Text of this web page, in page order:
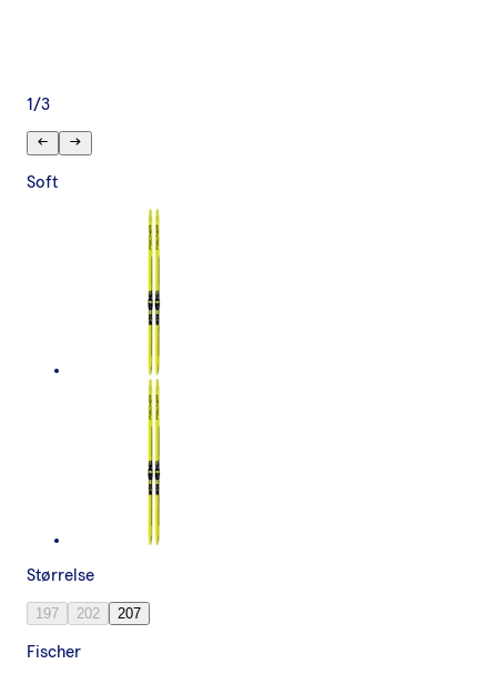
1 /3
Soft
Størrelse
197 202 207
Fischer